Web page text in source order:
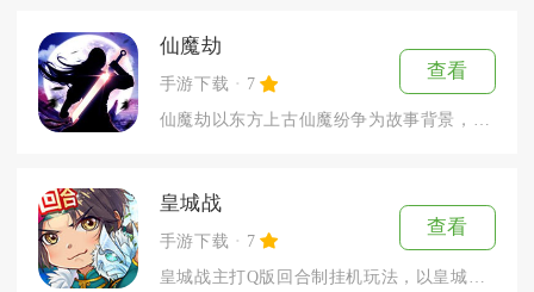
仙魔劫
手游下载 7
查看
仙魔劫以东方上古仙魔纷争为故事背景，打造一款3D国风仙侠MM...
皇城战
手游下载 7
查看